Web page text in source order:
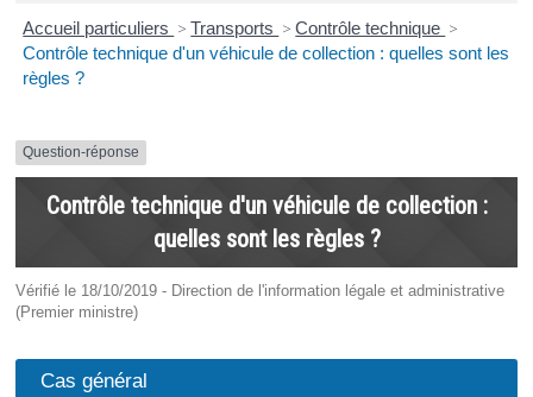
Accueil particuliers > Transports > Contrôle technique >
Contrôle technique d'un véhicule de collection : quelles sont les
règles ?
Question-réponse
Contrôle technique d'un véhicule de collection :
quelles sont les règles ?
Vérifié le 18/10/2019 - Direction de l'information légale et administrative
(Premier ministre)
Cas général